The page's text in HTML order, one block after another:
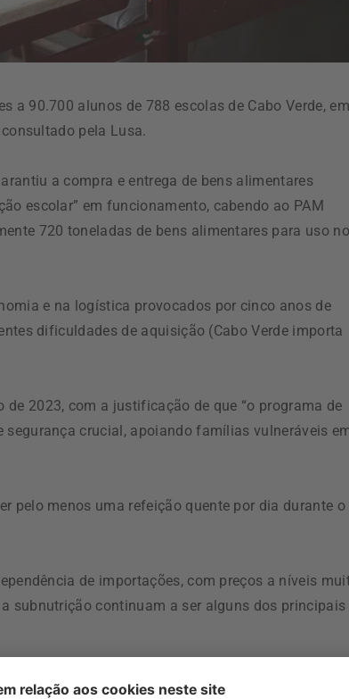
a 90.700 alunos de 788 escolas de Cabo Verde, em
pela Lusa.
a compra e entrega de bens alimentares
escolar” em funcionamento, cabendo ao PAM
720 toneladas de bens alimentares para uso no
e na logística provocados por cinco anos de
dificuldades de aquisição (Cabo Verde importa
2023, com a justificação de que “o programa de
segurança crucial, apoiando famílias vulneráveis
pelo menos uma refeição quente por dia durante o
de importações, com preços a níveis
subnutrição continuam a ser alguns dos principais
anos, acrescenta o PAM.